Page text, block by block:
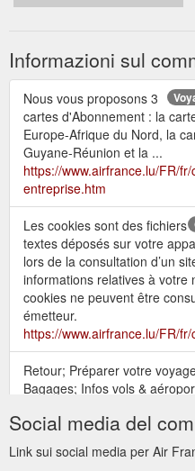
Informazioni sul
Nous vous proposons 3
cartes d'Abonnement : la
Europe-Afrique du Nord, la
Guyane-Réunion et la ...
https://www.airfrance.lu/FR/
entreprise.htm
Les cookies sont des fichiers
textes déposés sur votre
lors de la consultation d’un
informations relatives à votre
cookies ne peuvent être
émetteur.
https://www.airfrance.lu/FR/
Retour; Préparer votre
Bagages; Infos vols &
voyage Travel By Air France
Social media del
Link sui social media per Air